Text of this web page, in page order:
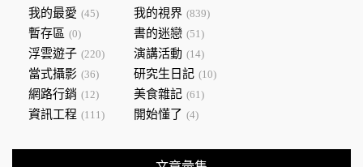
我的最愛 (45) 我的視界 (839)
暫存區 (0) 書的迷戀 (51)
浮雲遊子 (220) 演講活動 (14)
當式攝影 (36) 研究生日記 (10)
網路行銷 (12) 美食雜記 (61)
資訊工程 (111) 開始懂了 (4)